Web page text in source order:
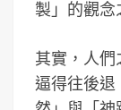
製」的觀念
其實，人們
逼得往後退